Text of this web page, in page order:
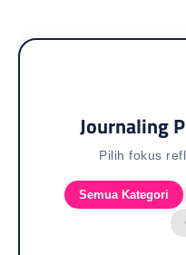
Journaling
Pilih fokus
Semua Kategori